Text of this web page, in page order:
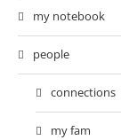
my notebook
people
connections
my fam